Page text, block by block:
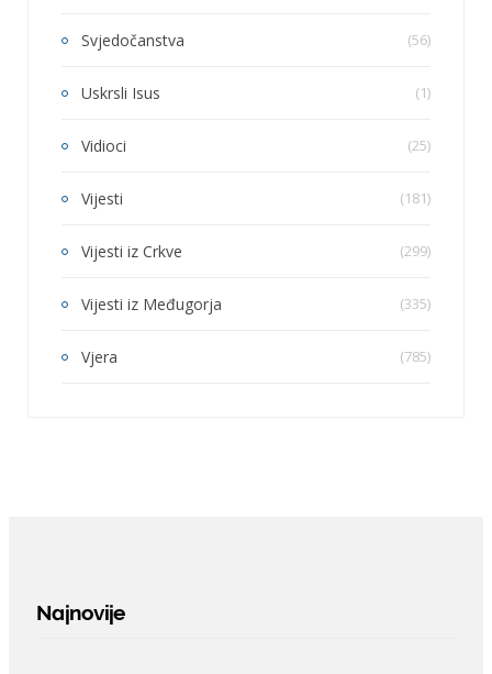
Svjedočanstva (56)
Uskrsli Isus (1)
Vidioci (25)
Vijesti (181)
Vijesti iz Crkve (299)
Vijesti iz Međugorja (335)
Vjera (785)
Najnovije